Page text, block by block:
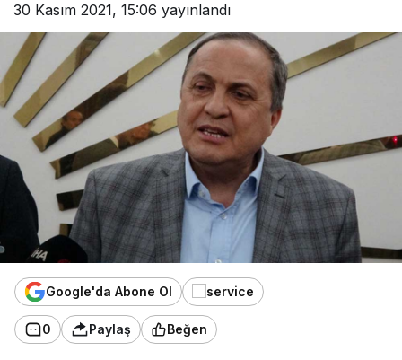
30 Kasım 2021, 15:06 yayınlandı
Google'da Abone Ol
0 Paylaş Beğen